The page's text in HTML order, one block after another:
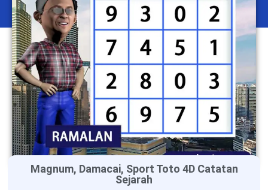
Magnum, Damacai, Sport Toto 4D Catatan
Sejarah